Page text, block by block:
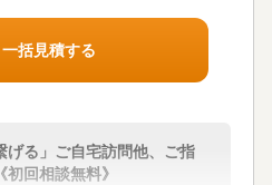
一括見積する
げる」ご自宅訪問他、ご指
回相談無料》